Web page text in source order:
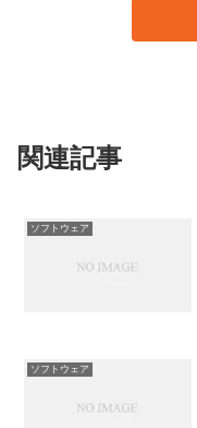
関連記事
ソフトウェア
ソフトウェア